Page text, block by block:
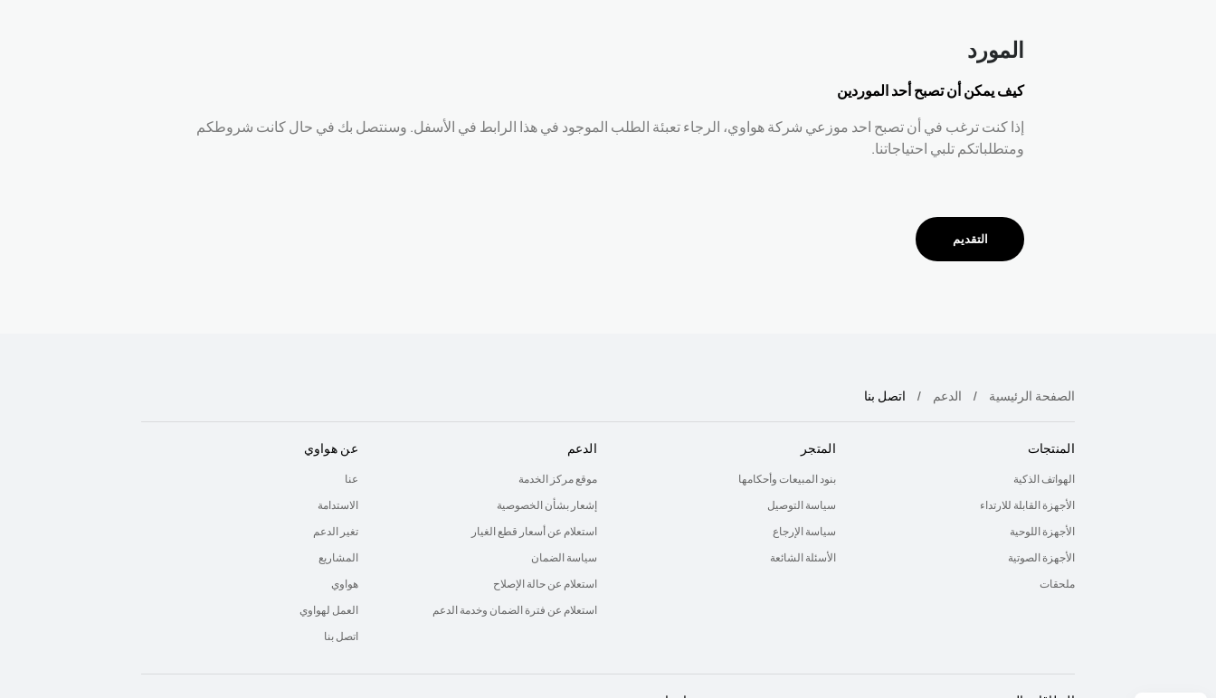
المورد
كيف يمكن أن تصبح أحد الموردين
إذا كنت ترغب في أن تصبح احد موزعي شركة هواوي، الرجاء تعبئة الطلب الموجود في هذا الرابط في الأسفل. وسنتصل بك في حال كانت شروطكم
ومتطلباتكم تلبي احتياجاتنا.
التقديم
الصفحة الرئيسية الدعم اتصل بنا
المنتجات
الهواتف الذكية
الأجهزة القابلة للارتداء
الأجهزة اللوحية
الأجهزة الصوتية
ملحقات
المتجر
بنود المبيعات وأحكامها
سياسة التوصيل
سياسة الإرجاع
الأسئلة الشائعة
الدعم
موقع مركز الخدمة
إشعار بشأن الخصوصية
استعلام عن أسعار قطع الغيار
سياسة الضمان
استعلام عن حالة الإصلاح
استعلام عن فترة الضمان وخدمة الدعم
عن هواوي
عنا
الاستدامة
تغير الدعم
المشاريع
هواوي
العمل لهواوي
اتصل بنا